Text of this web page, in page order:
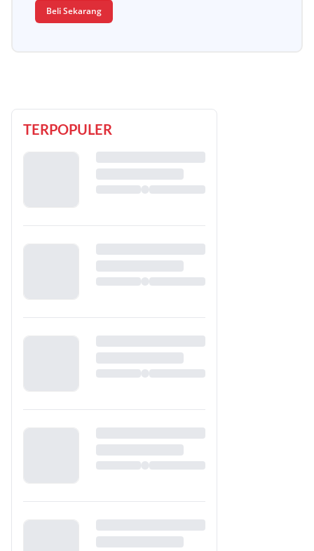
Beli Sekarang
TERPOPULER